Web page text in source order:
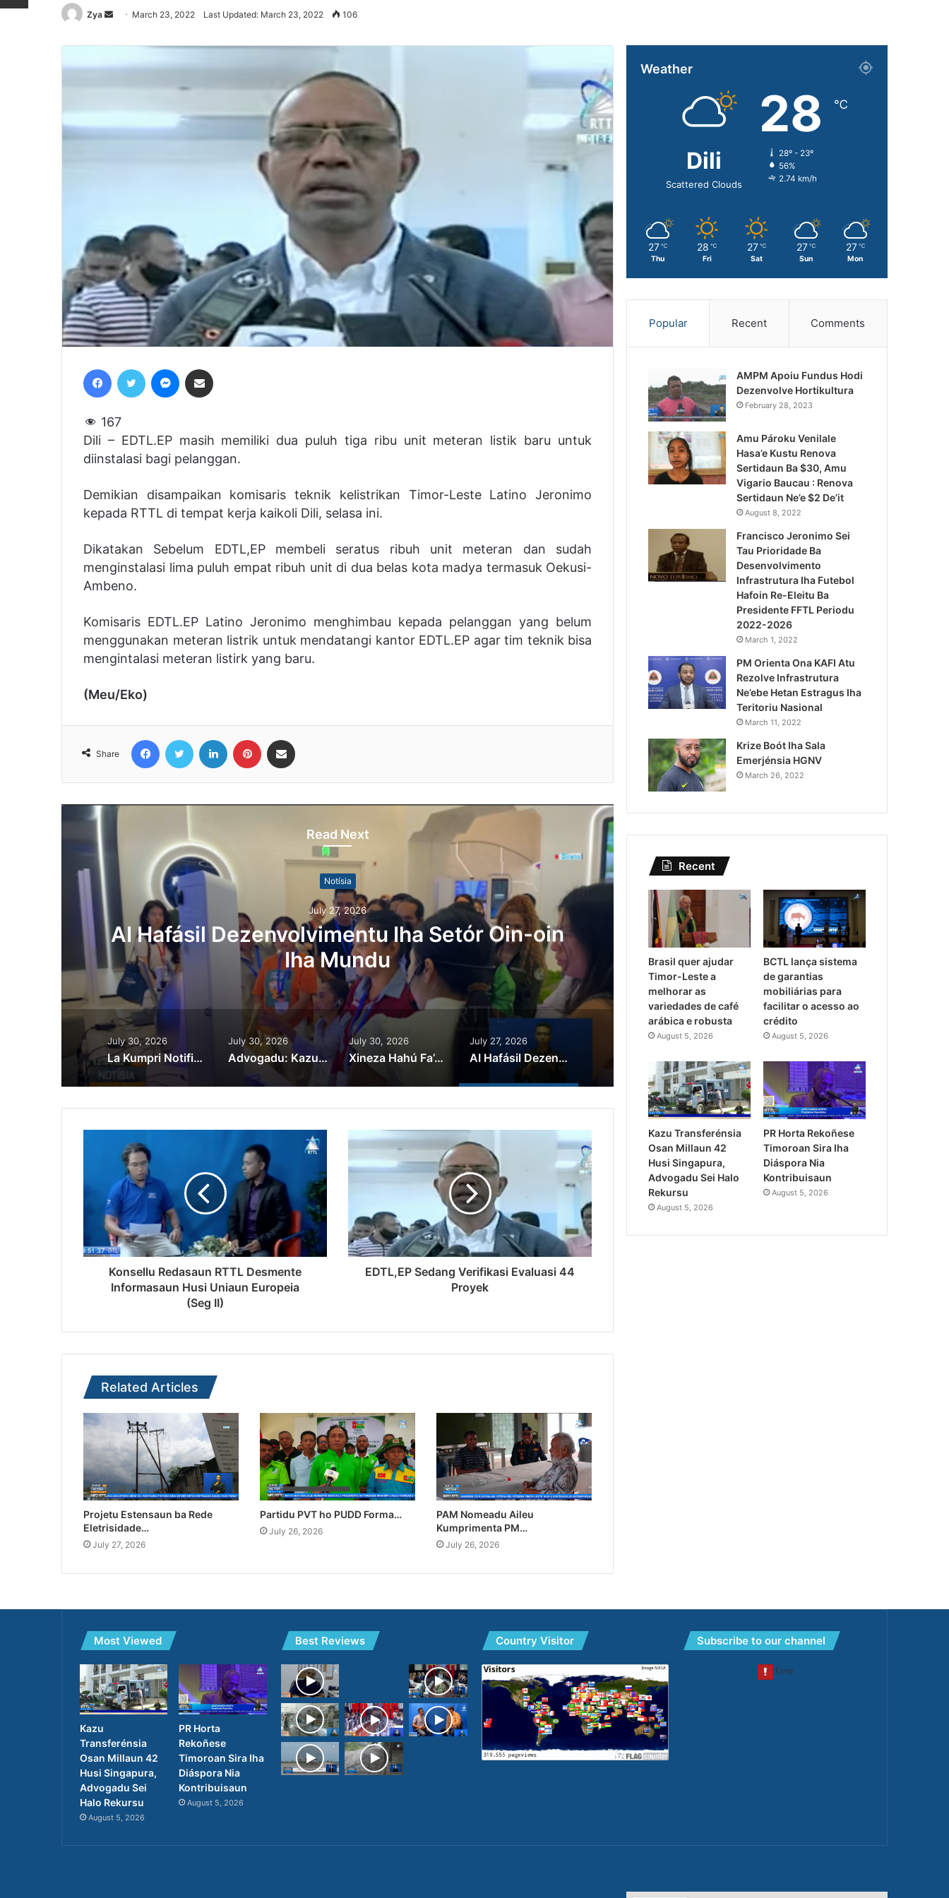
Zya
Send
email
March 23, 2022 Last Updated: March 23, 2022 106
167
Dili – EDTL.EP masih memiliki dua puluh tiga ribu unit meteran listik baru untuk
diinstalasi bagi pelanggan.
Demikian disampaikan komisaris teknik kelistrikan Timor-Leste Latino Jeronimo
kepada RTTL di tempat kerja kaikoli Dili, selasa ini.
Dikatakan Sebelum EDTL,EP membeli seratus ribuh unit meteran dan sudah
menginstalasi lima puluh empat ribuh unit di dua belas kota madya termasuk Oekusi-
Ambeno.
Komisaris EDTL.EP Latino Jeronimo menghimbau kepada pelanggan yang belum
menggunakan meteran listrik untuk mendatangi kantor EDTL.EP agar tim teknik bisa
mengintalasi meteran listirk yang baru.
(Meu/Eko)
Share
Read Next
Notísia
July 27, 2026
AI Hafásil Dezenvolvimentu Iha Setór Oin-oin
Iha Mundu
La Kumpri Notifikasaun
Diretór Interinu
July 30, 2026
La Kumpri Notifikasaun Tribunál, SIK Detein Diretór Interinu PCIC
July 30, 2026
Advogadu: Kazu Scamming Iha Metiaut Polísia Halo Detensaun Ilegál
July 30, 2026
Xineza Hahú Fa’an Produtu Lokál Iha Merkadu Suai
July 27, 2026
AI Hafásil Dezenvolvimentu Iha Setór Oin-oin Iha Mundu
Konsellu Redasaun RTTL Desmente
Informasaun Husi Uniaun Europeia
(Seg II)
EDTL,EP Sedang Verifikasi Evaluasi 44
Proyek
Related Articles
Projetu Estensaun ba Rede
Eletrisidade…
July 27, 2026
Partidu PVT ho PUDD Forma…
July 26, 2026
PAM Nomeadu Aileu
Kumprimenta PM…
July 26, 2026
Weather
Dili
Scattered Clouds
28 ℃
28º - 23º
56%
2.74 km/h
27 ℃
Thu
28 ℃
Fri
27 ℃
Sat
27 ℃
Sun
27 ℃
Mon
Popular Recent Comments
AMPM Apoiu Fundus Hodi
Dezenvolve Hortikultura
February 28, 2023
Amu Pároku Venilale
Hasa’e Kustu Renova
Sertidaun Ba $30, Amu
Vigario Baucau : Renova
Sertidaun Ne’e $2 De’it
August 8, 2022
Francisco Jeronimo Sei
Tau Prioridade Ba
Desenvolvimento
Infrastrutura Iha Futebol
Hafoin Re-Eleitu Ba
Presidente FFTL Periodu
2022-2026
March 1, 2022
PM Orienta Ona KAFI Atu
Rezolve Infrastrutura
Ne’ebe Hetan Estragus Iha
Teritoriu Nasional
March 11, 2022
Krize Boót Iha Sala
Emerjénsia HGNV
March 26, 2022
Recent
Brasil quer ajudar
Timor-Leste a
melhorar as
variedades de café
arábica e robusta
August 5, 2026
BCTL lança sistema
de garantias
mobiliárias para
facilitar o acesso ao
crédito
August 5, 2026
Kazu Transferénsia
Osan Millaun 42
Husi Singapura,
Advogadu Sei Halo
Rekursu
August 5, 2026
PR Horta Rekoñese
Timoroan Sira Iha
Diáspora Nia
Kontribuisaun
August 5, 2026
Most Viewed
Kazu
Transferénsia
Osan Millaun 42
Husi Singapura,
Advogadu Sei
Halo Rekursu
August 5, 2026
PR Horta
Rekoñese
Timoroan Sira Iha
Diáspora Nia
Kontribuisaun
August 5, 2026
Best Reviews Country Visitor Subscribe to our channel